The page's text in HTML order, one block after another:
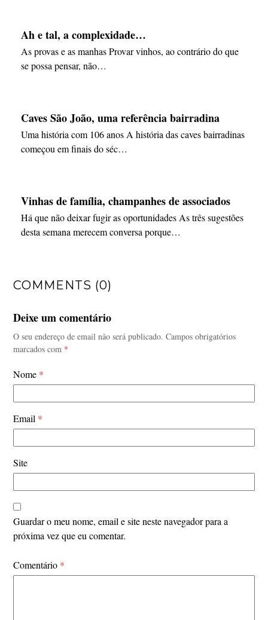
Ah e tal, a complexidade…
As provas e as manhas Provar vinhos, ao contrário do que
se possa pensar, não…
Caves São João, uma referência bairradina
Uma história com 106 anos A história das caves bairradinas
começou em finais do séc…
Vinhas de família, champanhes de associados
Há que não deixar fugir as oportunidades As três sugestões
desta semana merecem conversa porque…
COMMENTS (0)
Deixe um comentário
O seu endereço de email não será publicado. Campos obrigatórios
marcados com *
Nome *
Email *
Site
Guardar o meu nome, email e site neste navegador para a
próxima vez que eu comentar.
Comentário *